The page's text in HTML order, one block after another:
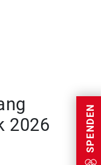
SPENDEN
2026